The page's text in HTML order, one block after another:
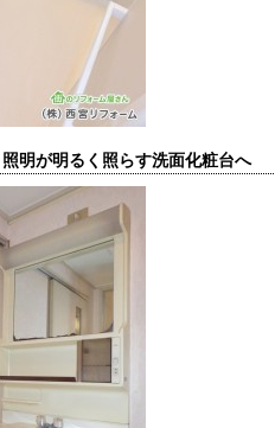
明が明るく照らす洗面化粧台へ